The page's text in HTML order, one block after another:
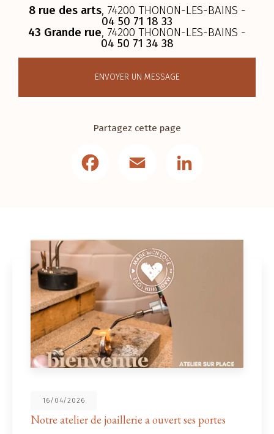
8 rue des arts, 74200 THONON-LES-BAINS -
04 50 71 18 33
43 Grande rue, 74200 THONON-LES-BAINS -
04 50 71 34 38
ENVOYER UN MESSAGE
Partagez cette page
16/04/2026
Notre atelier de joaillerie a ouvert ses portes